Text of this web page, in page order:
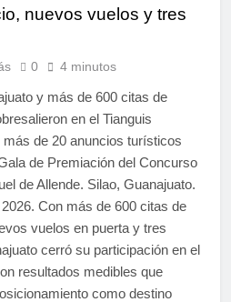
nuevos vuelos y tres
0 4 minutos
y más de 600 citas de
en el Tianguis
de 20 anuncios turísticos
de Premiación del Concurso
de Allende. Silao, Guanajuato.
Con más de 600 citas de
vuelos en puerta y tres
cerró su participación en el
resultados medibles que
como destino